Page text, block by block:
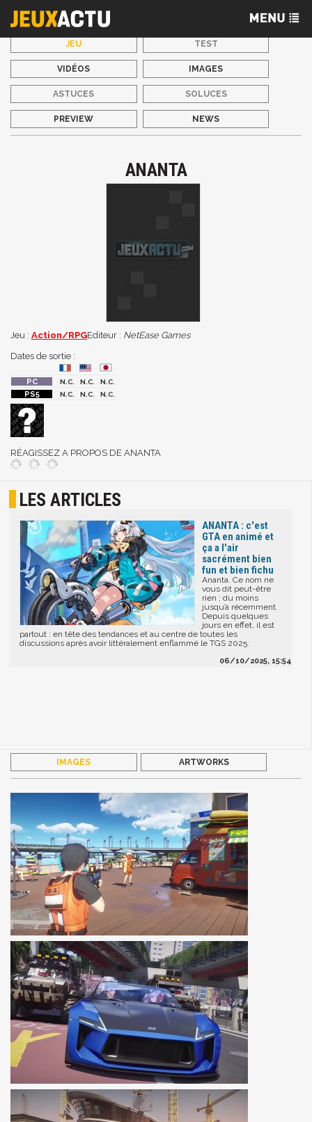
JEU TEST
VIDÉOS IMAGES
ASTUCES SOLUCES
PREVIEW NEWS
ANANTA
Jeu : Action/RPGEditeur : NetEase Games
Dates de sortie :
N.C. N.C.
N.C.
N.C.
N.C. N.C.
RÉAGISSEZ A PROPOS DE ANANTA
LES ARTICLES
ANANTA : c'est
GTA en animé et
ça a l'air
sacrément bien
fun et bien fichu
Ananta. Ce nom ne
vous dit peut-être
rien ; du moins
jusqu’à récemment.
Depuis quelques
jours en effet, il est
partout : en tête des tendances et au centre de toutes les
discussions après avoir littéralement enflammé le TGS 2025.
06/10/2025, 15:54
IMAGES ARTWORKS